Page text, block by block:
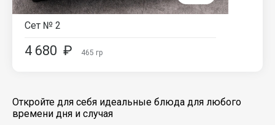
Сет № 2
4 680 ₽ 465 гр
Откройте для себя идеальные блюда для любого
времени дня и случая